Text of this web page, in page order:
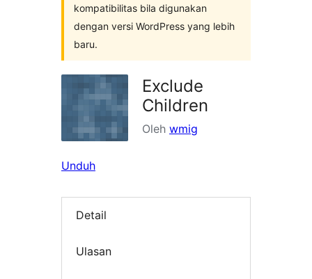
kompatibilitas bila digunakan
dengan versi WordPress yang lebih
baru.
Exclude
Children
Oleh wmig
Unduh
Detail
Ulasan